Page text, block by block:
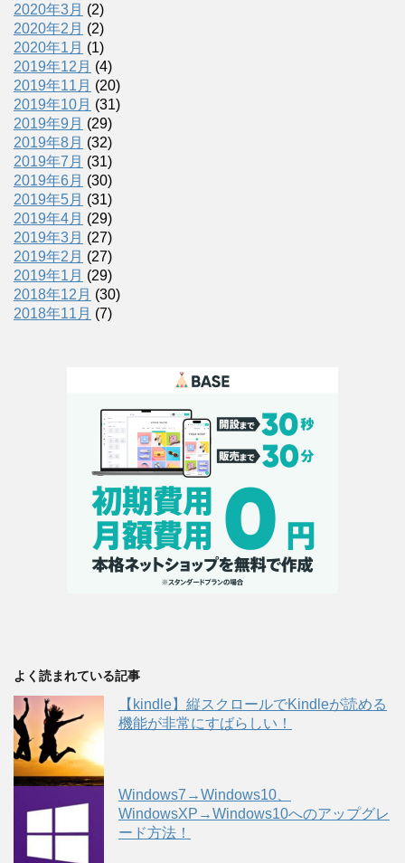
2020年3月 (2)
2020年2月 (2)
2020年1月 (1)
2019年12月 (4)
2019年11月 (20)
2019年10月 (31)
2019年9月 (29)
2019年8月 (32)
2019年7月 (31)
2019年6月 (30)
2019年5月 (31)
2019年4月 (29)
2019年3月 (27)
2019年2月 (27)
2019年1月 (29)
2018年12月 (30)
2018年11月 (7)
よく読まれている記事
【kindle】縦スクロールでKindleが読める
機能が非常にすばらしい！
Windows7→Windows10、
WindowsXP→Windows10へのアップグレ
ード方法！